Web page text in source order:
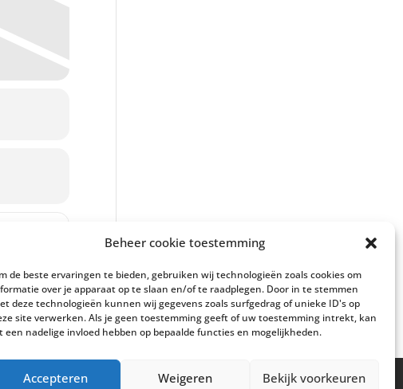
Beheer cookie toestemming
de beste ervaringen te bieden, gebruiken wij technologieën zoals cookies om
over je apparaat op te slaan en/of te raadplegen. Door in te stemmen
deze technologieën kunnen wij gegevens zoals surfgedrag of unieke ID's op
site verwerken. Als je geen toestemming geeft of uw toestemming intrekt, kan
een nadelige invloed hebben op bepaalde functies en mogelijkheden.
Accepteren Weigeren Bekijk voorkeuren
CPE presenteert: Elisabeth Hetherington en ADAM Quartet [rjDJgt4fE]